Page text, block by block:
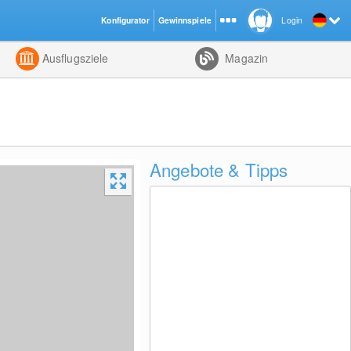
Kombiniert
Ausflugsziele Magazin
Angebote & Tipps
Login
Konfigurator Gewinnspiele